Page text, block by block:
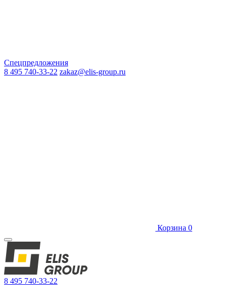
Спецпредложения
8 495 740-33-22 zakaz@elis-group.ru
Корзина 0
8 495 740-33-22